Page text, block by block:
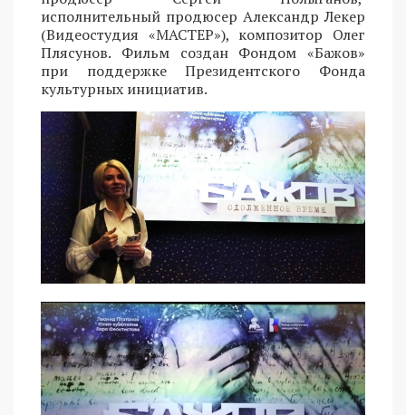
исполнительный продюсер Александр Лекер
(Видеостудия «МАСТЕР»), композитор Олег
Плясунов. Фильм создан Фондом «Бажов»
при поддержке Президентского Фонда
культурных инициатив.